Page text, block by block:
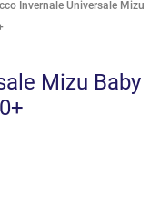
Invernale Universale Mizu
Mizu Baby